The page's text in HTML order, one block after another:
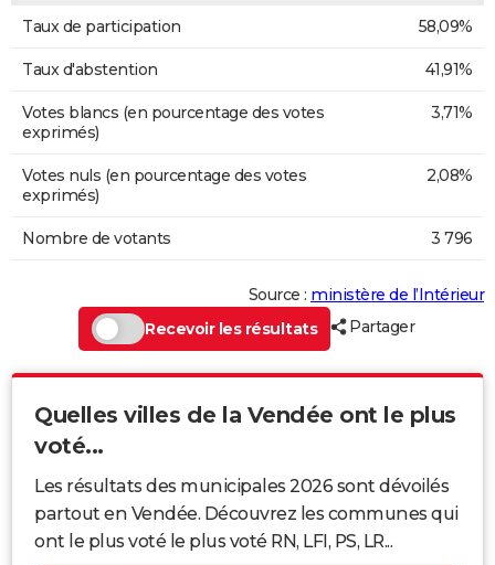
Taux de participation 58,09%
Taux d'abstention 41,91%
Votes blancs (en pourcentage des votes
exprimés)
3,71%
Votes nuls (en pourcentage des votes
exprimés)
2,08%
Nombre de votants 3 796
Source : ministère de l’Intérieur
Recevoir les résultats
Partager
Quelles villes de la Vendée ont le plus
voté...
Les résultats des municipales 2026 sont dévoilés
partout en Vendée. Découvrez les communes qui
ont le plus voté le plus voté RN, LFI, PS, LR...